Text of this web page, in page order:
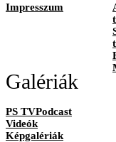
Impresszum
Galériák
PS TVPodcast
Videók
Képgalériák